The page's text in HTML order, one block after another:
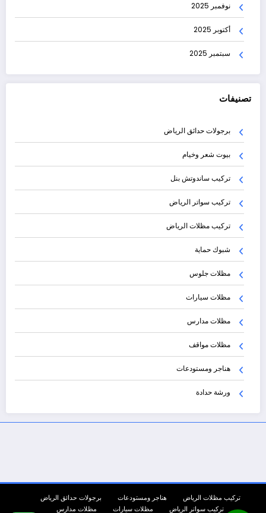
نوفمبر 2025
أكتوبر 2025
سبتمبر 2025
تصنيفات
برجولات حدائق الرياض
بيوت شعر وخيام
تركيب ساندوتش بنل
تركيب سواتر الرياض
تركيب مظلات الرياض
شبوك حماية
مظلات جلوس
مظلات سيارات
مظلات مدارس
مظلات مواقف
هناجر ومستودعات
ورشة حدادة
تركيب مظلات الرياض هناجر ومستودعات
برجولات حدائق الرياض
تركيب سواتر الرياض
مظلات سيارات مظلات مدارس